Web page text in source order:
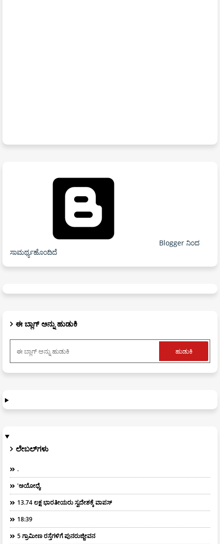
Blogger ನಿಂದ
ಸಾಮರ್ಥ್ಯಹೊಂದಿದೆ
ಈ ಬ್ಲಾಗ್ ಅನ್ನು ಹುಡುಕಿ
ಲೇಬಲ್‌ಗಳು
.
'ಅಯೋಧ್ಯೆ
13.74 ಲಕ್ಷ ಭಾರತೀಯರು ಸ್ವದೇಶಕ್ಕೆ ವಾಪಸ್
18:39
5 ಗ್ರಾಮೀಣ ರಸ್ತೆಗಳಿಗೆ ಪುನರುಜ್ಜೀವನ